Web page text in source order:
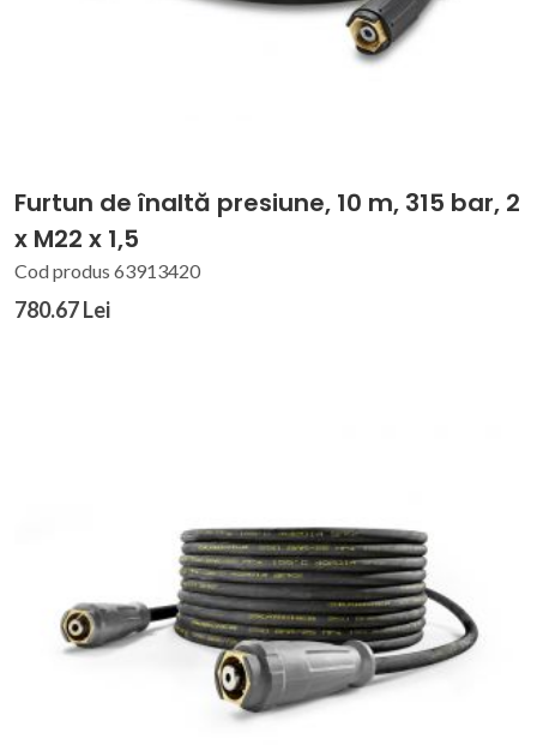
Furtun de înaltă presiune, 10 m, 315 bar, 2
x M22 x 1,5
Cod produs 63913420
780.67 Lei